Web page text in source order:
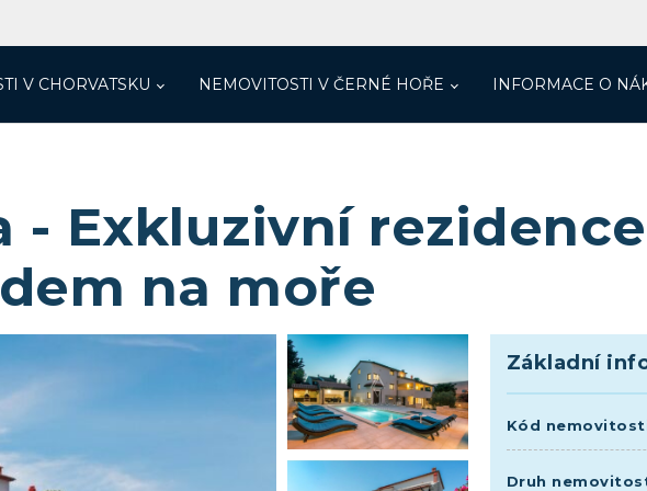
V CHORVATSKU NEMOVITOSTI V ČERNÉ HOŘE INFORMACE O
- Exkluzivní
na moře
Základní
Kód
Druh